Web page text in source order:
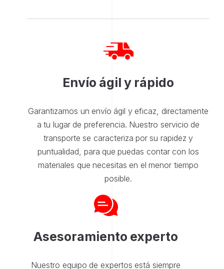
Envío ágil y rápido
Garantizamos un envío ágil y eficaz, directamente
a tu lugar de preferencia. Nuestro servicio de
transporte se caracteriza por su rapidez y
puntualidad, para que puedas contar con los
materiales que necesitas en el menor tiempo
posible.
Asesoramiento experto
Nuestro equipo de expertos está siempre